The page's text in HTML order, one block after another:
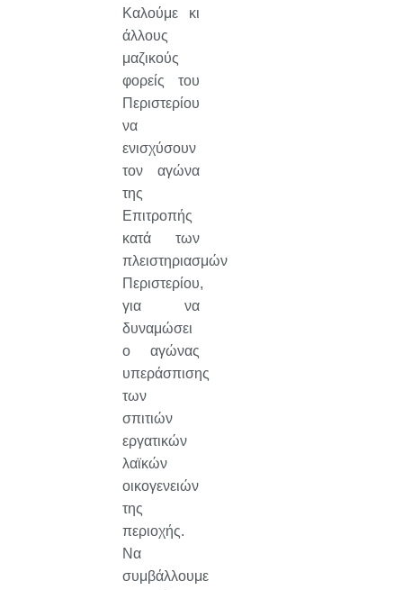
Καλούμε κι
άλλους
μαζικούς
φορείς του
Περιστερίου
να
ενισχύσουν
τον αγώνα
της
Επιτροπής
κατά των
πλειστηριασμών
Περιστερίου,
για να
δυναμώσει
ο αγώνας
υπεράσπισης
των
σπιτιών
εργατικών
λαϊκών
οικογενειών
της
περιοχής.
Να
συμβάλλουμε